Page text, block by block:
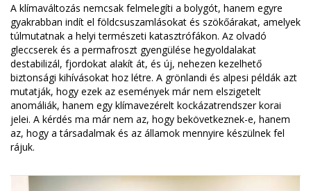
A klímaváltozás nemcsak felmelegíti a bolygót, hanem egyre
gyakrabban indít el földcsuszamlásokat és szökőárakat, amelyek
túlmutatnak a helyi természeti katasztrófákon. Az olvadó
gleccserek és a permafroszt gyengülése hegyoldalakat
destabilizál, fjordokat alakít át, és új, nehezen kezelhető
biztonsági kihívásokat hoz létre. A grönlandi és alpesi példák azt
mutatják, hogy ezek az események már nem elszigetelt
anomáliák, hanem egy klímavezérelt kockázatrendszer korai
jelei. A kérdés ma már nem az, hogy bekövetkeznek-e, hanem
az, hogy a társadalmak és az államok mennyire készülnek fel
rájuk.